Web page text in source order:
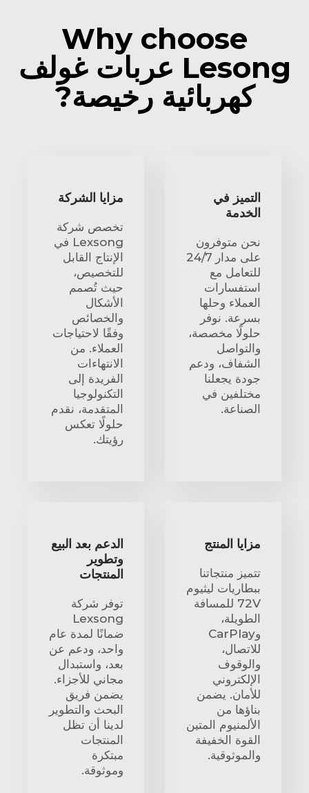
Why choose
Lesong عربات غولف
كهربائية رخيصة?
التميز في
الخدمة
نحن متوفرون
على مدار 24/7
للتعامل مع
استفسارات
العملاء وحلها
بسرعة. نوفر
حلولًا مخصصة،
والتواصل
الشفاف، ودعم
جودة يجعلنا
مختلفين في
الصناعة.
مزايا الشركة
تخصص شركة
Lexsong في
الإنتاج القابل
للتخصيص،
حيث تُصمم
الأشكال
والخصائص
وفقًا لاحتياجات
العملاء. من
الانتهاءات
الفريدة إلى
التكنولوجيا
المتقدمة، نقدم
حلولًا تعكس
رؤيتك.
مزايا المنتج
تتميز منتجاتنا
ببطاريات ليثيوم
72V للمسافة
الطويلة،
وCarPlay
للاتصال،
والوقوف
الإلكتروني
للأمان. يضمن
بناؤها من
الألمنيوم المتين
القوة الخفيفة
والموثوقية.
الدعم بعد البيع
وتطوير
المنتجات
توفر شركة
Lexsong
ضمانًا لمدة عام
واحد، ودعم عن
بعد، واستبدال
مجاني للأجزاء.
يضمن فريق
البحث والتطوير
لدينا أن تظل
المنتجات
مبتكرة
وموثوقة.